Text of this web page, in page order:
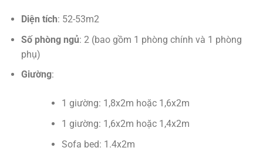
Diện tích: 52-53m2
Số phòng ngủ: 2 (bao gồm 1 phòng chính và 1 phòng
phụ)
Giường:
1 giường: 1,8x2m hoặc 1,6x2m
1 giường: 1,6x2m hoặc 1,4x2m
Sofa bed: 1.4x2m